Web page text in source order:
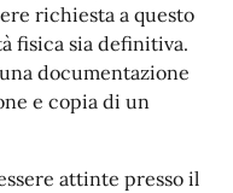
richiesta a questo
fisica sia definitiva.
documentazione
e copia di un
attinte presso il